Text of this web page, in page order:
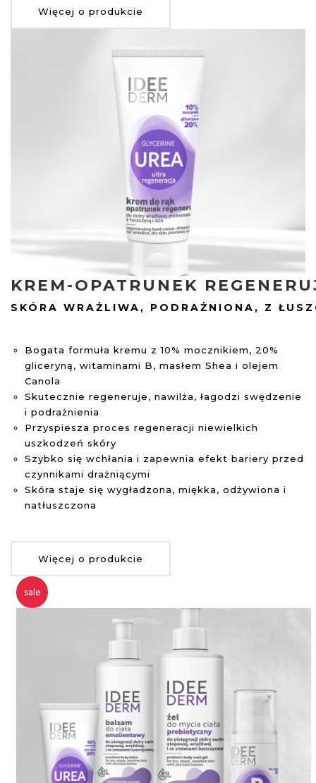
Więcej o produkcie
KREM-OPATRUNEK
SKÓRA WRAŻLIWA, PODRAŻNIONA, Z
Bogata formuła kremu z 10% mocznikiem, 20%
gliceryną, witaminami B, masłem Shea i olejem
Canola
Skutecznie regeneruje, nawilża, łagodzi swędzenie
i podrażnienia
Przyspiesza proces regeneracji niewielkich
uszkodzeń skóry
Szybko się wchłania i zapewnia efekt bariery przed
czynnikami drażniącymi
Skóra staje się wygładzona, miękka, odżywiona i
natłuszczona
Więcej o produkcie
sale